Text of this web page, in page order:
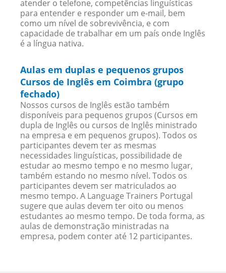
atender o telefone, competências linguísticas
para entender e responder um e-mail, bem
como um nível de sobrevivência, e com
capacidade de trabalhar em um país onde Inglês
é a língua nativa.
Aulas em duplas e pequenos grupos
Cursos de Inglês em Coimbra (grupo
fechado)
Nossos cursos de Inglês estão também
disponíveis para pequenos grupos (Cursos em
dupla de Inglês ou cursos de Inglês ministrado
na empresa e em pequenos grupos). Todos os
participantes devem ter as mesmas
necessidades linguísticas, possibilidade de
estudar ao mesmo tempo e no mesmo lugar,
também estando no mesmo nível. Todos os
participantes devem ser matriculados ao
mesmo tempo. A Language Trainers Portugal
sugere que aulas devem ter oito ou menos
estudantes ao mesmo tempo. De toda forma, as
aulas de demonstração ministradas na
empresa, podem conter até 12 participantes.